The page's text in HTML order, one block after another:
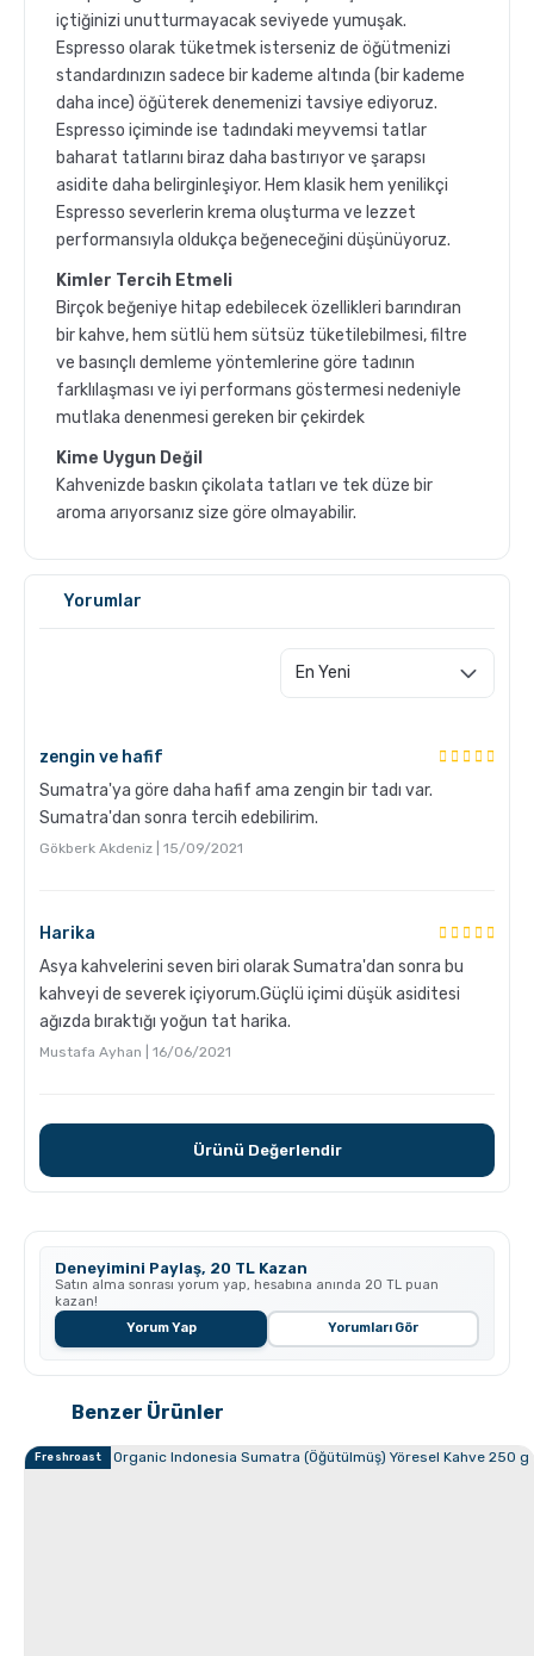
içtiğinizi unutturmayacak seviyede yumuşak.
Espresso olarak tüketmek isterseniz de öğütmenizi
standardınızın sadece bir kademe altında (bir kademe
daha ince) öğüterek denemenizi tavsiye ediyoruz.
Espresso içiminde ise tadındaki meyvemsi tatlar
baharat tatlarını biraz daha bastırıyor ve şarapsı
asidite daha belirginleşiyor. Hem klasik hem yenilikçi
Espresso severlerin krema oluşturma ve lezzet
performansıyla oldukça beğeneceğini düşünüyoruz.
Kimler Tercih Etmeli
Birçok beğeniye hitap edebilecek özellikleri barındıran
bir kahve, hem sütlü hem sütsüz tüketilebilmesi, filtre
ve basınçlı demleme yöntemlerine göre tadının
farklılaşması ve iyi performans göstermesi nedeniyle
mutlaka denenmesi gereken bir çekirdek
Kime Uygun Değil
Kahvenizde baskın çikolata tatları ve tek düze bir
aroma arıyorsanız size göre olmayabilir.
Kahve Nasıl Öğütülür, Nelere Dikkat Edilmeli?
Yorumlar
zengin ve hafif
Sumatra'ya göre daha hafif ama zengin bir tadı var.
Sumatra'dan sonra tercih edebilirim.
Gökberk Akdeniz | 15/09/2021
Harika
Asya kahvelerini seven biri olarak Sumatra'dan sonra bu
kahveyi de severek içiyorum.Güçlü içimi düşük asiditesi
ağızda bıraktığı yoğun tat harika.
Mustafa Ayhan | 16/06/2021
Ürünü Değerlendir
Deneyimini Paylaş, 20 TL Kazan
Satın alma sonrası yorum yap, hesabına anında 20 TL puan
kazan!
Yorum Yap
Yorumları Gör
Benzer Ürünler
Freshroast